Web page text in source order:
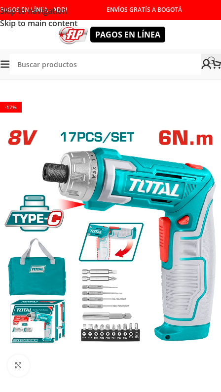
Skip to navigation
Skip to main content
PAGOS EN LÍNEA - ADDI ENVÍOS GRATÍS A BOGOTÁ
PAGOS EN LÍNEA
HERRAMIENTAS INALÁMBRICAS DESTORNILLADORES
-17%